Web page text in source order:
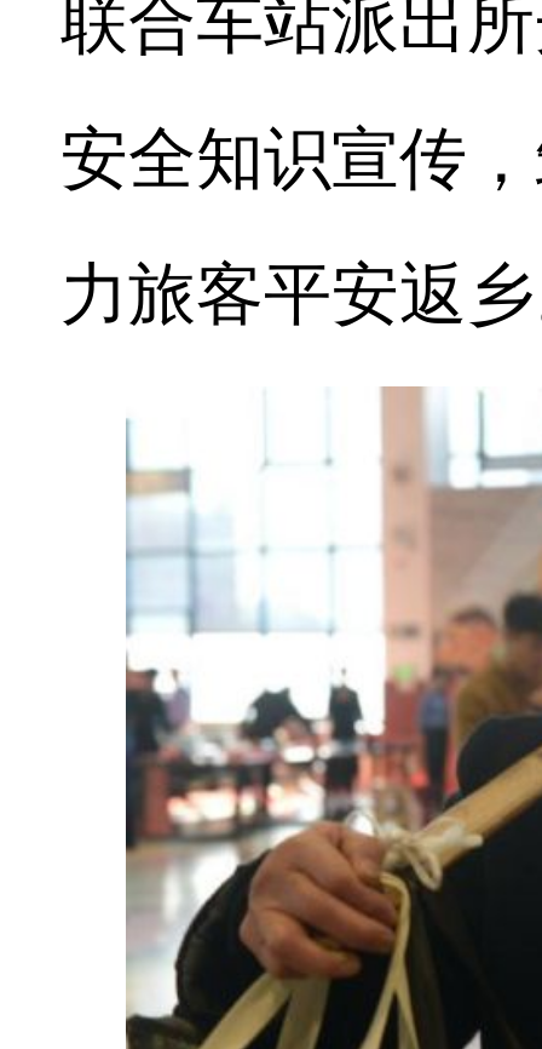
联合车站派出
安全知识宣传
力旅客平安返